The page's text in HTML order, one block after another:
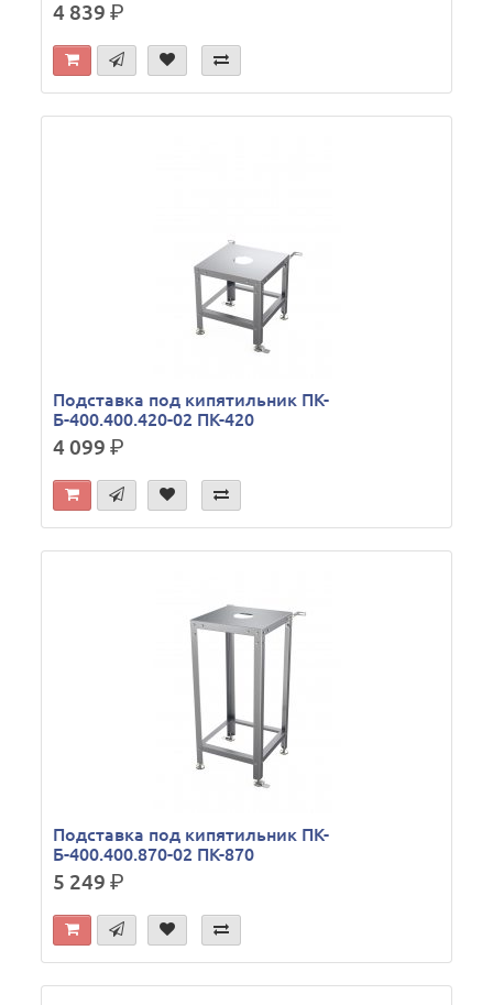
4 839р.
Подставка под кипятильник ПК-
Б-400.400.420-02 ПК-420
4 099р.
Подставка под кипятильник ПК-
Б-400.400.870-02 ПК-870
5 249р.